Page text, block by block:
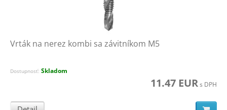
Vrták na nerez kombi sa závitníkom M5
Dostupnosť: Skladom
11.47 EURs DPH